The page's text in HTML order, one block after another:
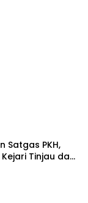
Satgas PKH,
Tinjau dan